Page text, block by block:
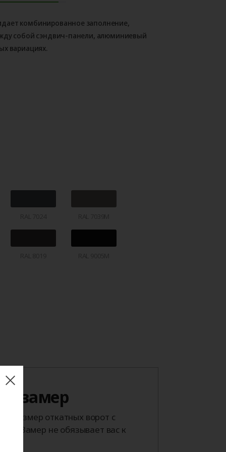
комбинированное заполнение,
собой сэндвич-панели, алюминиевый
вариациях.
замер
размер откатных ворот с
Замер не обязывает вас к